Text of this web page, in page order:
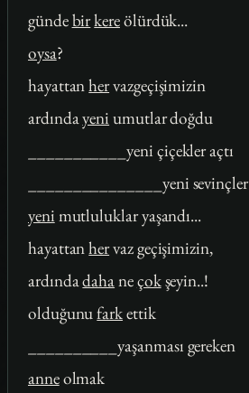
gündebirkereölürdük...
oysa?
hayattanhervazgeçişimizin
ardındayeni umutlar doğdu
___________yeni çiçekler açtı
_______________yeni sevinçler
yeni mutluluklar yaşandı...
hayattanhervaz geçişimizin,
ardındadahaneçokşeyin..!
olduğunufarkettik
__________yaşanması gereken
anneolmak